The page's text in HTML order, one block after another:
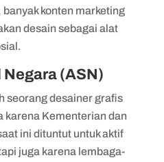
konten marketing
desain sebagai alat
(ASN)
seorang desainer grafis
karena Kementerian dan
ini dituntut untuk aktif
juga karena lembaga-